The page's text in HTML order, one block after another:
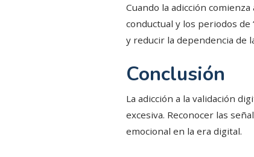
Cuando la adicción
conductual y los periodos
y reducir la dependencia de
Conclusión
La adicción a la validación
excesiva. Reconocer las
emocional en la era digital.